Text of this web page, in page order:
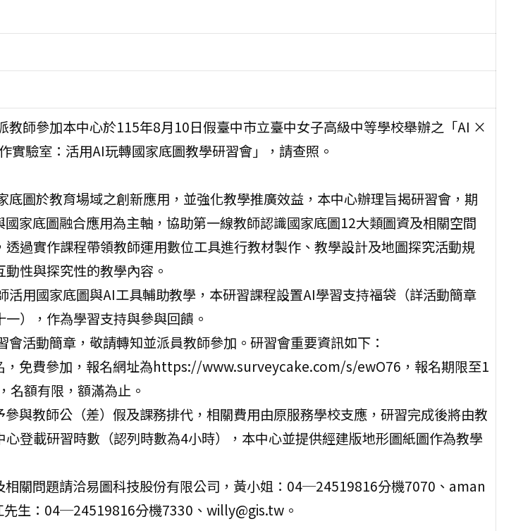
教師參加本中心於115年8月10日假臺中市立臺中女子高級中等學校舉辦之「AI ×
實驗室：活用AI玩轉國家底圖教學研習會」，請查照。
底圖於教育場域之創新應用，並強化教學推廣效益，本中心辦理旨揭研習會，期
國家底圖融合應用為主軸，協助第一線教師認識國家底圖12大類圖資及相關空間
透過實作課程帶領教師運用數位工具進行教材製作、教學設計及地圖探究活動規
性與探究性的教學內容。
活用國家底圖與AI工具輔助教學，本研習課程設置AI學習支持福袋（詳活動簡章
一），作為學習支持與參與回饋。
會活動簡章，敬請轉知並派員教師參加。研習會重要資訊如下：
，免費參加，報名網址為https://www.surveycake.com/s/ewO76，報名期限至1
名額有限，額滿為止。
參與教師公（差）假及課務排代，相關費用由原服務學校支應，研習完成後將由教
心登載研習時數（認列時數為4小時），本中心並提供經建版地形圖紙圖作為教學
相關問題請洽易圖科技股份有限公司，黃小姐：04─24519816分機7070、aman
先生：04─24519816分機7330、willy@gis.tw。